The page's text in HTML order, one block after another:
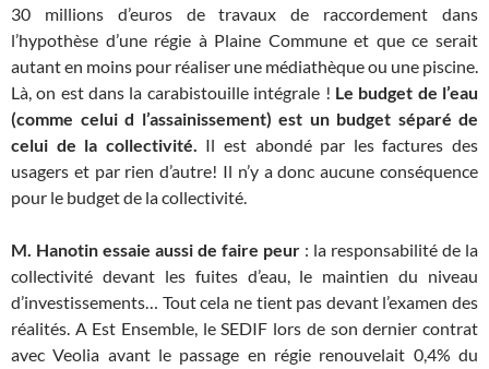
30 millions d’euros de travaux de raccordement dans
l’hypothèse d’une régie à Plaine Commune et que ce serait
autant en moins pour réaliser une médiathèque ou une piscine.
Là, on est dans la carabistouille intégrale ! Le budget de l’eau
(comme celui d l’assainissement) est un budget séparé de
celui de la collectivité. Il est abondé par les factures des
usagers et par rien d’autre! Il n’y a donc aucune conséquence
pour le budget de la collectivité.
M. Hanotin essaie aussi de faire peur : la responsabilité de la
collectivité devant les fuites d’eau, le maintien du niveau
d’investissements… Tout cela ne tient pas devant l’examen des
réalités. A Est Ensemble, le SEDIF lors de son dernier contrat
avec Veolia avant le passage en régie renouvelait 0,4% du